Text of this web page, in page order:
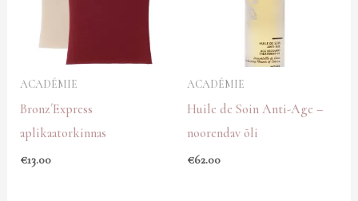
ACADÉMIE
Bronz´Express
aplikaatorkinnas
€13.00
ACADÉMIE
Huile de Soin Anti-Age –
noorendav õli
€62.00